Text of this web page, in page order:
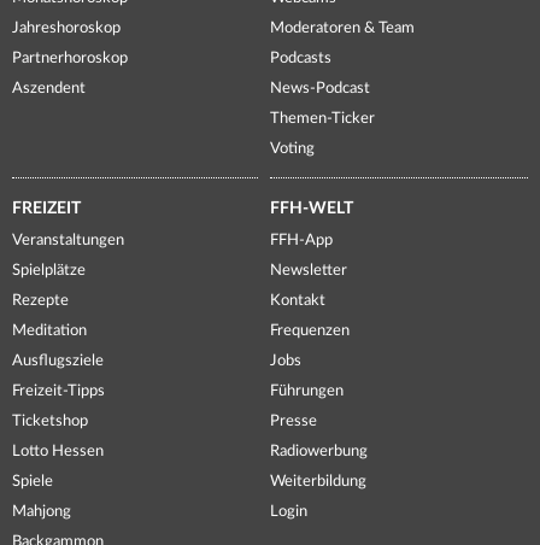
Jahreshoroskop
Partnerhoroskop
Aszendent
Moderatoren & Team
Podcasts
News-Podcast
Themen-Ticker
Voting
FREIZEIT
Veranstaltungen
Spielplätze
Rezepte
Meditation
Ausflugsziele
Freizeit-Tipps
Ticketshop
Lotto Hessen
Spiele
Mahjong
FFH-WELT
FFH-App
Newsletter
Kontakt
Frequenzen
Jobs
Führungen
Presse
Radiowerbung
Weiterbildung
Login